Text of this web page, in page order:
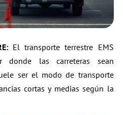
El transporte terrestre EMS
las carreteras sean
ser el modo de transporte
cortas y medias según la